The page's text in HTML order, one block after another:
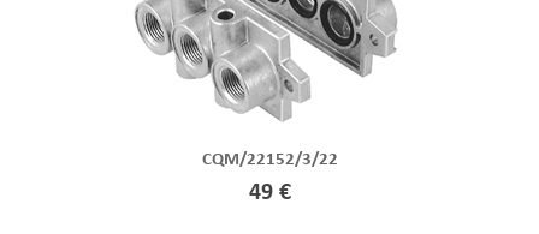
CQM/22152/3/22
49 €